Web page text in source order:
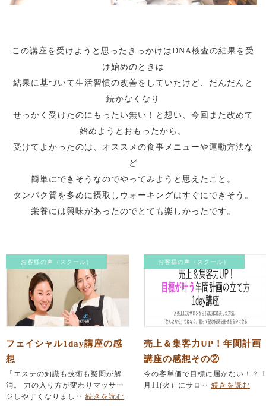
この講座を受けようと思ったきっかけはDNA検査の結果を受
け始めのときは
結果に基づいて生活習慣の改善をしていたけど、だんだんと
続かなくなり
せっかく受けたのにもったい無い！と想い、今回また改めて
始めようとおもったから。
受けてよかったのは、オススメの食事メニューや運動方法な
ど
簡単にできそうなのでやってみようと思えたこと。
タンパク質を多めに摂取しウォーキングはすぐにできそう。
栄養には興味があったのでとても楽しかったです。
お客様の声（スクール）
フェイシャル1day講座の感
想
「エステの知識も技術も疑問が解
消。 力の入り方が変わりマッサー
ジしやすくなりまし‥ 続きを読む
お客様の声（スクール）
売上＆集客力UP！年間計画
講座の感想その②
今の客単価で目標に届かない！？ 1
月11(火）にサロ‥ 続きを読む